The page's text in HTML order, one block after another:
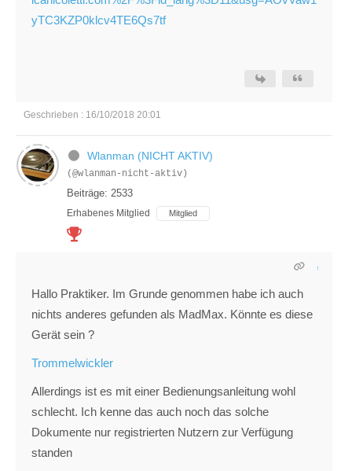
yTC3KZP0klcv4TE6Qs7tf
Geschrieben : 16/10/2018 20:01
Wlanman (NICHT AKTIV)
(@wlanman-nicht-aktiv)
Beiträge: 2533
Erhabenes Mitglied Mitglied
Hallo Praktiker. Im Grunde genommen habe ich auch
nichts anderes gefunden als MadMax. Könnte es diese
Gerät sein ?
Trommelwickler
Allerdings ist es mit einer Bedienungsanleitung wohl
schlecht. Ich kenne das auch noch das solche
Dokumente nur registrierten Nutzern zur Verfügung
standen